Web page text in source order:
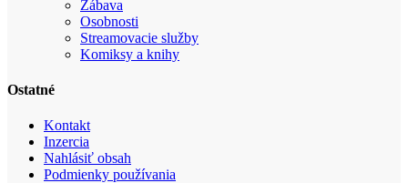
Zábava
Osobnosti
Streamovacie služby
Komiksy a knihy
Ostatné
Kontakt
Inzercia
Nahlásiť obsah
Podmienky používania